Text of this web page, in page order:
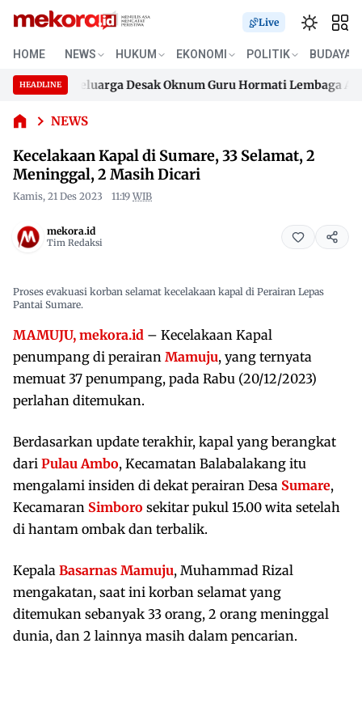
Live
HOME NEWS HUKUM EKONOMI POLITIK BUDAYA
HEADLINE
Baik, Keluarga Desak Oknum Guru Hormati Lembaga Adat
Baik, Keluarga Desak Oknum Guru Hormati Lembaga Adat
NEWS
Kapal di
Selamat, 2
2 Masih
Dicari
Kecelakaan Kapal di Sumare, 33 Selamat, 2
Meninggal, 2 Masih Dicari
Kamis, 21 Des 2023 11:19 WIB
mekora.id
Tim Redaksi
Proses evakuasi korban selamat kecelakaan kapal di Perairan Lepas
Pantai Sumare.
MAMUJU, mekora.id – Kecelakaan Kapal
penumpang di perairan Mamuju, yang ternyata
memuat 37 penumpang, pada Rabu (20/12/2023)
perlahan ditemukan.
Berdasarkan update terakhir, kapal yang berangkat
dari Pulau Ambo, Kecamatan Balabalakang itu
mengalami insiden di dekat perairan Desa Sumare,
Kecamaran Simboro sekitar pukul 15.00 wita setelah
di hantam ombak dan terbalik.
Kepala Basarnas Mamuju, Muhammad Rizal
mengakatan, saat ini korban selamat yang
ditemukan sebanyak 33 orang, 2 orang meninggal
dunia, dan 2 lainnya masih dalam pencarian.